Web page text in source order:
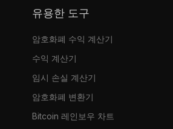
유용한 도구
암호화폐 수익 계산기
수익 계산기
임시 손실 계산기
암호화폐 변환기
Bitcoin 레인보우 차트